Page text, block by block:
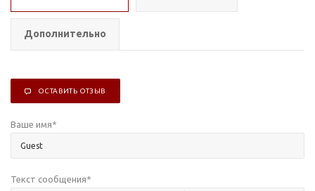
Дополнительно
ОСТАВИТЬ ОТЗЫВ
Ваше имя*
Текст сообщения*